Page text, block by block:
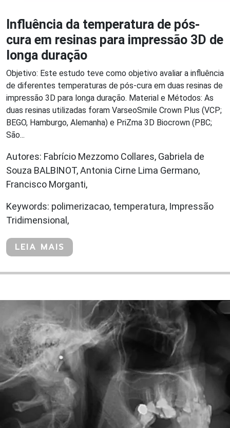
Influência da temperatura de pós-
cura em resinas para impressão 3D de
longa duração
Objetivo: Este estudo teve como objetivo avaliar a influência
de diferentes temperaturas de pós-cura em duas resinas de
impressão 3D para longa duração. Material e Métodos: As
duas resinas utilizadas foram VarseoSmile Crown Plus (VCP;
BEGO, Hamburgo, Alemanha) e PriZma 3D Biocrown (PBC;
São...
Autores: Fabrício Mezzomo Collares, Gabriela de
Souza BALBINOT, Antonia Cirne Lima Germano,
Francisco Morganti,
Keywords: polimerizacao, temperatura, Impressão
Tridimensional,
LEIA MAIS